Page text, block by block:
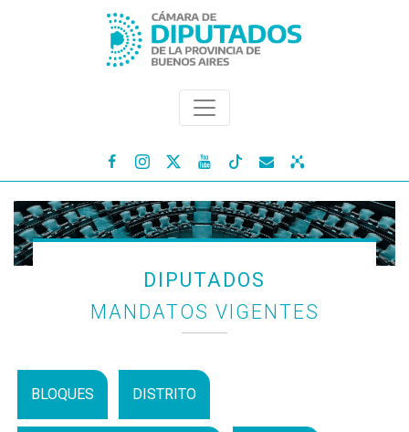
   
DIPUTADOS
MANDATOS VIGENTES
BLOQUES DISTRITO